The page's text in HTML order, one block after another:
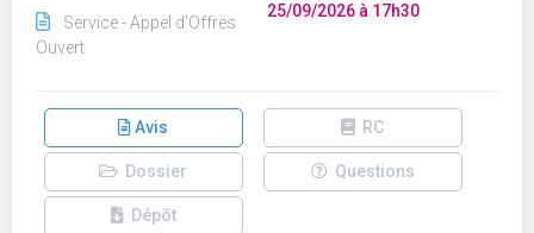
Service - Appel d'Offres
Ouvert
25/09/2026 à 17h30
Avis RC
Dossier Questions
Dépôt